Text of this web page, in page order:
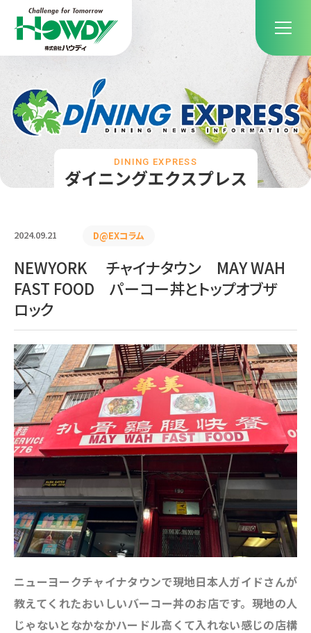
ダイニングエクスプレス
DINING EXPRESS
2024.09.21 D@EXコラム
NEWYORK チャイナタウン MAY WAH
FAST FOOD パーコー丼とトップオブザ
ロック
ニューヨークチャイナタウンで現地日本人ガイドさんが
教えてくれたおいしいバーコー丼のお店です。現地の人
じゃないとなかなかハードル高くて入れない感じの店構